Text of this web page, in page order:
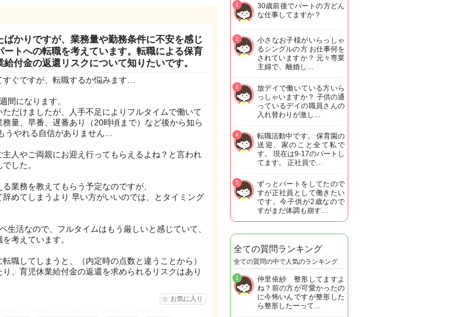
ばかりですが、業務量や勤務条件に不安を感じ
ートへの転職を考えています。転職による保育
給付金の返還リスクについて知りたいです。
ぐですが、転職するか悩みます…
間になります。
だけましたが、人手不足によりフルタイムで働いて
量、早番、遅番あり（20時頃まで）など後から知ら
うやれる自信がありません…
人やご両親にお迎え行ってもらえるよね？と言われ
した。
業務を教えてもらう予定なのですが、
辞めてしまうより 早い方がいいのでは、とタイミング
生活なので、フルタイムはもう厳しいと感じていて、
考えています。
職してしまうと、（内定時の点数と違うことから）
、育児休業給付金の返還を求められるリスクはあり
お気に入り
30歳前後でパートの方どん
な仕事してますか？
1
小さなお子様がいらっしゃ
るシングルの方 お仕事何を
されていますか？ 元々専業
主婦で、離婚し…
2
放デイで働いている方いら
っしゃいますか？ 子供の通
っているデイの職員さんの
入れ替わりが激し…
3
転職活動中です。 保育園の
送迎、家のこと全て私で
す。 現在は9-17のパートし
てます。 正社員で…
4
ずっとパートをしてたので
すが正社員として働きたい
です。今子供が2歳なので
すがまだ体調も崩す…
5
全ての質問ランキング
全ての質問の中で人気のランキング
仲里依紗 整形してますよ
ね？前の方が可愛かったの
に今怖いんですが整形した
ら整形したーって…
1